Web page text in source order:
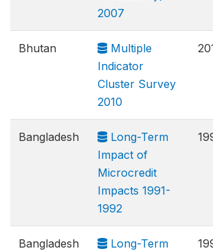
2007
Bhutan
Multiple
Indicator
Cluster Survey
2010
Bangladesh
Long-Term
Impact of
Microcredit
Impacts 1991-
1992
Bangladesh
Long-Term